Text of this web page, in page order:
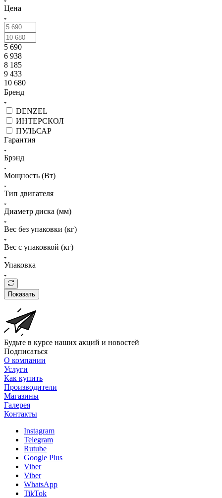
Цена
5 690
6 938
8 185
9 433
10 680
Бренд
DENZEL
ИНТЕРСКОЛ
ПУЛЬСАР
Гарантия
Брэнд
Мощность (Вт)
Тип двигателя
Диаметр диска (мм)
Вес без упаковки (кг)
Вес с упаковкой (кг)
Упаковка
Показать
Будьте в курсе наших акций и новостей
Подписаться
О компании
Услуги
Как купить
Производители
Магазины
Галерея
Контакты
Instagram
Telegram
Rutube
Google Plus
Viber
Viber
WhatsApp
TikTok